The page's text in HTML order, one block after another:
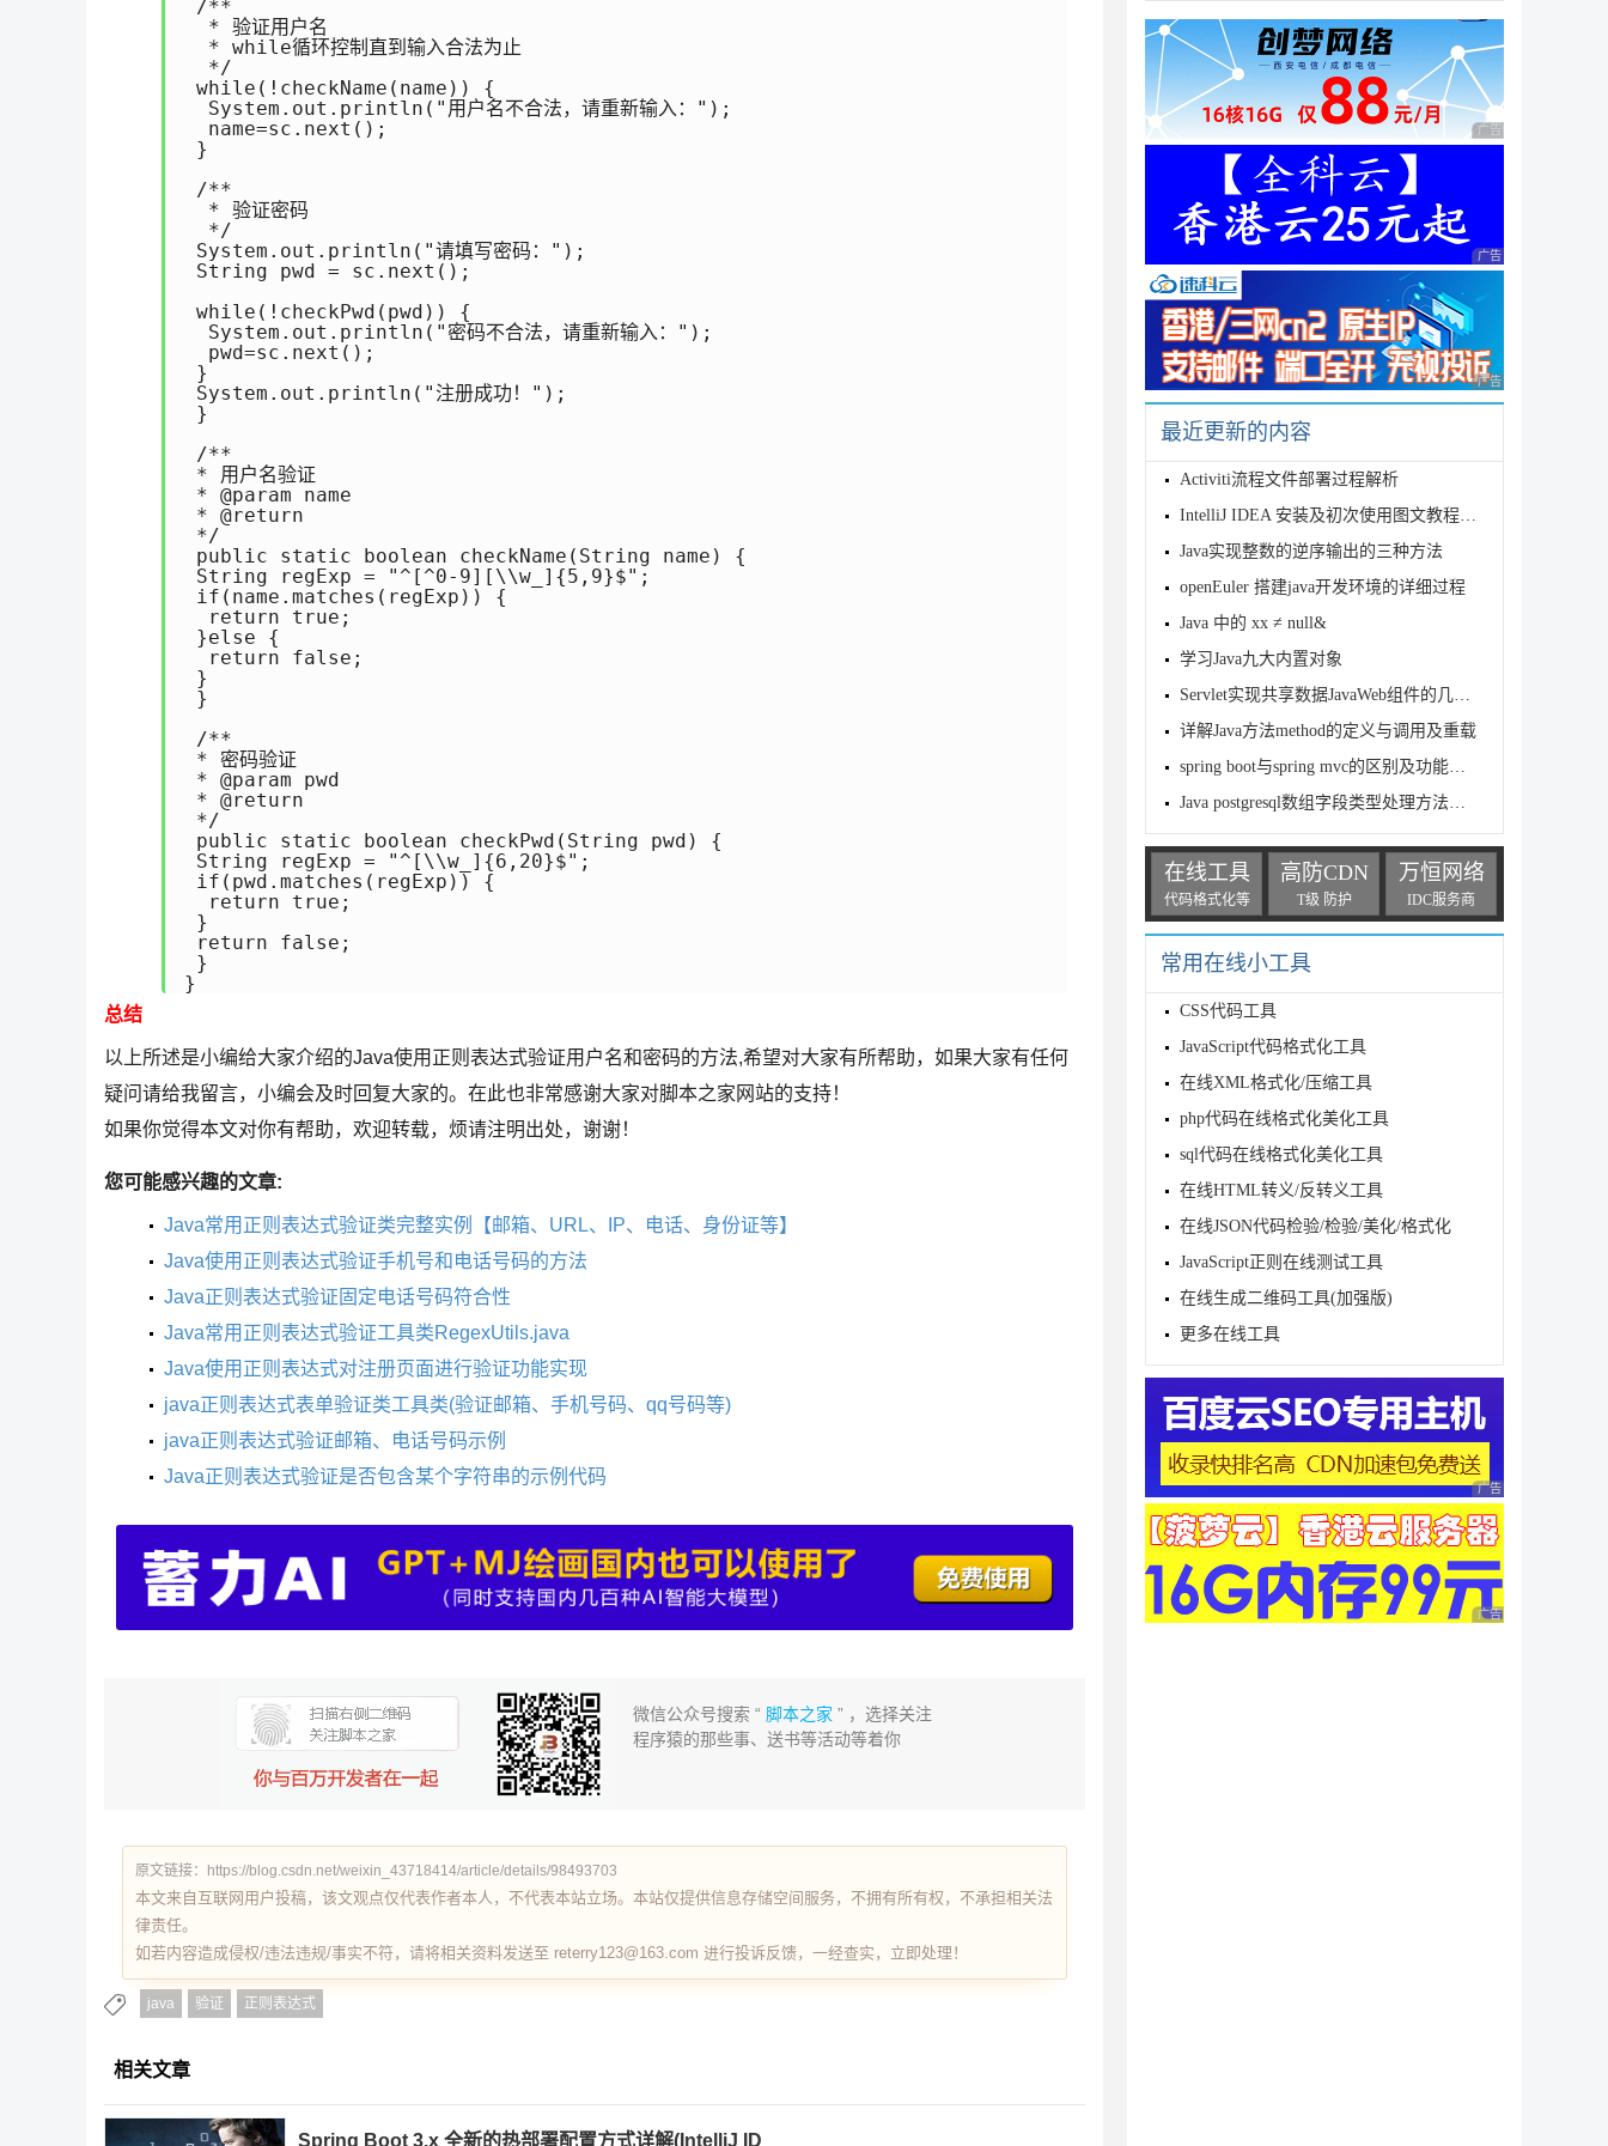
/**
  * 验证用户名
  * while循环控制直到输入合法为止
  */
while(!checkName(name)) {
  System.out.println("用户名不合法，请重新输入：");
  name=sc.next();
}
/**
  * 验证密码
  */
System.out.println("请填写密码：");
String pwd = sc.next();
while(!checkPwd(pwd)) {
  System.out.println("密码不合法，请重新输入：");
  pwd=sc.next();
}
System.out.println("注册成功！");
}
/**
* 用户名验证
* @param name
* @return
*/
public static boolean checkName(String name) {
String regExp = "^[^0-9][\\w_]{5,9}$";
if(name.matches(regExp)) {
  return true;
}else {
  return false;
}
}
/**
* 密码验证
* @param pwd
* @return
*/
public static boolean checkPwd(String pwd) {
String regExp = "^[\\w_]{6,20}$";
if(pwd.matches(regExp)) {
  return true;
}
return false;
}
}
总结
以上所述是小编给大家介绍的Java使用正则表达式验证用户名和密码的方法,希望对大家有所帮助，如果大家有任何
疑问请给我留言，小编会及时回复大家的。在此也非常感谢大家对脚本之家网站的支持！
如果你觉得本文对你有帮助，欢迎转载，烦请注明出处，谢谢！
您可能感兴趣的文章:
Java常用正则表达式验证类完整实例【邮箱、URL、IP、电话、身份证等】
Java使用正则表达式验证手机号和电话号码的方法
Java正则表达式验证固定电话号码符合性
Java常用正则表达式验证工具类RegexUtils.java
Java使用正则表达式对注册页面进行验证功能实现
java正则表达式表单验证类工具类(验证邮箱、手机号码、qq号码等)
java正则表达式验证邮箱、电话号码示例
Java正则表达式验证是否包含某个字符串的示例代码
微信公众号搜索 “脚本之家 ” ，选择关注
程序猿的那些事、送书等活动等着你
原文链接：https://blog.csdn.net/weixin_43718414/article/details/98493703
本文来自互联网用户投稿，该文观点仅代表作者本人，不代表本站立场。本站仅提供信息存储空间服务，不拥有所有权，不承担相关法
律责任。
如若内容造成侵权/违法违规/事实不符，请将相关资料发送至 reterry123@163.com 进行投诉反馈，一经查实，立即处理！
java 验证 正则表达式
相关文章
Spring Boot 3.x 全新的热部署配置方式详解(IntelliJ ID
广告 商业广告，理性
广告 商业广告，理性
广告 商业广告，理性
最近更新的内容
Activiti流程文件部署过程解析
IntelliJ IDEA 安装及初次使用图文教程（2020.3.2社区版）
Java实现整数的逆序输出的三种方法
openEuler 搭建java开发环境的详细过程
Java 中的 xx ≠ null&
学习Java九大内置对象
Servlet实现共享数据JavaWeb组件的几种方法
详解Java方法method的定义与调用及重载
spring boot与spring mvc的区别及功能介绍
Java postgresql数组字段类型处理方法详解
在线工具
代码格式化等
高防CDN
T级 防护
万恒网络
IDC服务商
常用在线小工具
CSS代码工具
JavaScript代码格式化工具
在线XML格式化/压缩工具
php代码在线格式化美化工具
sql代码在线格式化美化工具
在线HTML转义/反转义工具
在线JSON代码检验/检验/美化/格式化
JavaScript正则在线测试工具
在线生成二维码工具(加强版)
更多在线工具
广告 商业广告，理性
广告 商业广告，理性